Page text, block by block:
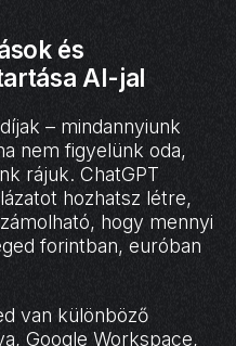
és
AI-jal
– mindannyiunk
nem figyelünk oda,
rájuk. ChatGPT
hozhatsz létre,
hogy mennyi
forintban, euróban
van különböző
Google Workspace,